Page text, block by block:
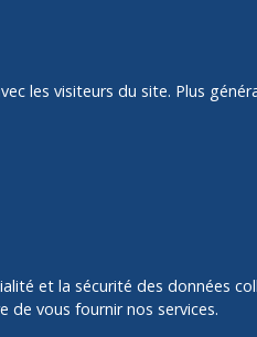
les visiteurs du site. Plus
et la sécurité des données
vous fournir nos services.